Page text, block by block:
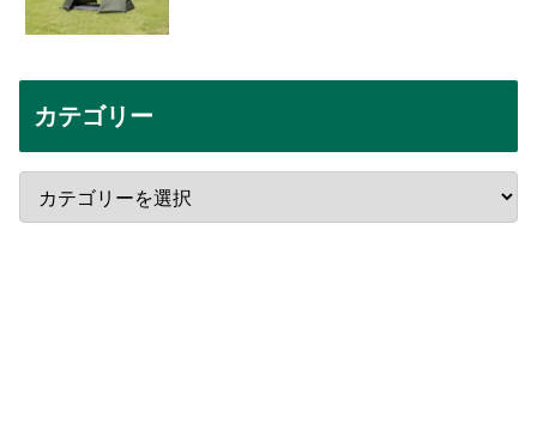
カテゴリー